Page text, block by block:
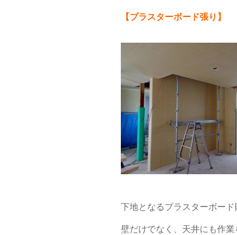
【プラスターボード張り】
下地となるプラスターボード
壁だけでなく、天井にも作業